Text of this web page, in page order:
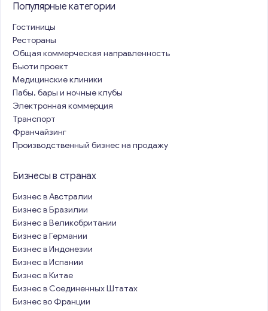
Популярные категории
Гостиницы
Рестораны
Общая коммерческая направленность
Бьюти проект
Медицинские клиники
Пабы, бары и ночные клубы
Электронная коммерция
Транспорт
Франчайзинг
Производственный бизнес на продажу
Бизнесы в странах
Бизнес в Австралии
Бизнес в Бразилии
Бизнес в Великобритании
Бизнес в Германии
Бизнес в Индонезии
Бизнес в Испании
Бизнес в Китае
Бизнес в Соединенных Штатах
Бизнес во Франции